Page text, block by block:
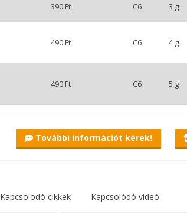
390 Ft C6 3 g
490 Ft C6 4 g
490 Ft C6 5 g
További információt kérek!
Kapcsolodó cikkek Kapcsolódó videó